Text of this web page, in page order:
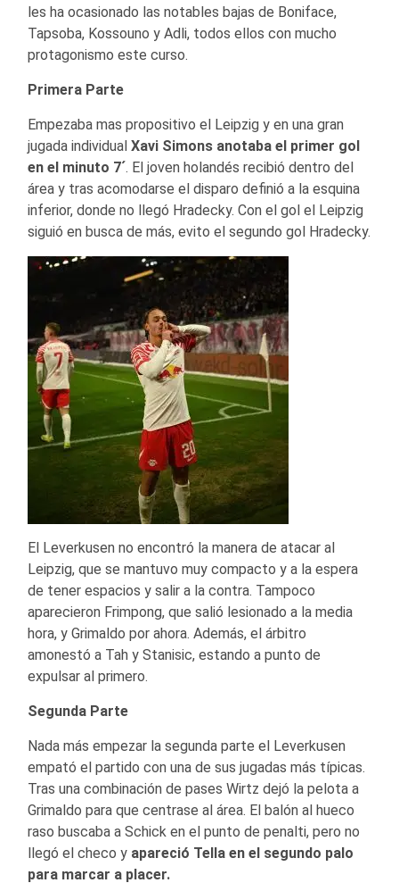
les ha ocasionado las notables bajas de Boniface,
Tapsoba, Kossouno y Adli, todos ellos con mucho
protagonismo este curso.
Primera Parte
Empezaba mas propositivo el Leipzig y en una gran
jugada individual Xavi Simons anotaba el primer gol
en el minuto 7´. El joven holandés recibió dentro del
área y tras acomodarse el disparo definió a la esquina
inferior, donde no llegó Hradecky. Con el gol el Leipzig
siguió en busca de más, evito el segundo gol Hradecky.
El Leverkusen no encontró la manera de atacar al
Leipzig, que se mantuvo muy compacto y a la espera
de tener espacios y salir a la contra. Tampoco
aparecieron Frimpong, que salió lesionado a la media
hora, y Grimaldo por ahora. Además, el árbitro
amonestó a Tah y Stanisic, estando a punto de
expulsar al primero.
Segunda Parte
Nada más empezar la segunda parte el Leverkusen
empató el partido con una de sus jugadas más típicas.
Tras una combinación de pases Wirtz dejó la pelota a
Grimaldo para que centrase al área. El balón al hueco
raso buscaba a Schick en el punto de penalti, pero no
llegó el checo y apareció Tella en el segundo palo
para marcar a placer.